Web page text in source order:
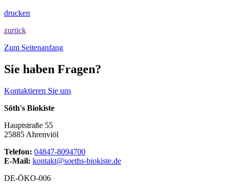
drucken
zurück
Zum Seitenanfang
Sie haben Fragen?
Kontaktieren Sie uns
Söth's Biokiste
Hauptstraße 55
25885 Ahrenviöl
Telefon: 04847-8094700
E-Mail: kontakt@soeths-biokiste.de
DE-ÖKO-006